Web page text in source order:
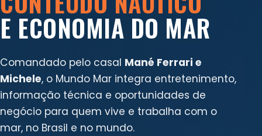
E ECONOMIA DO MAR
Comandado pelo casal Mané Ferrari e
Michele, o Mundo Mar integra entretenimento,
informação técnica e oportunidades de
negócio para quem vive e trabalha com o
mar, no Brasil e no mundo.